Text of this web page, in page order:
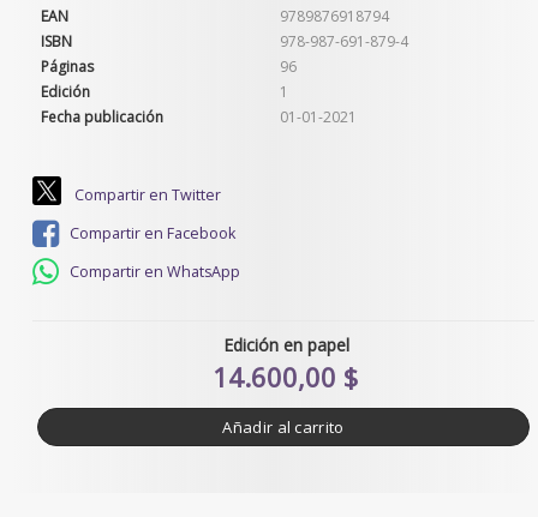
EAN
9789876918794
ISBN
978-987-691-879-4
Páginas
96
Edición
1
Fecha publicación
01-01-2021
Compartir en Twitter
Compartir en Facebook
Compartir en WhatsApp
Edición en papel
14.600,00 $
Añadir al carrito